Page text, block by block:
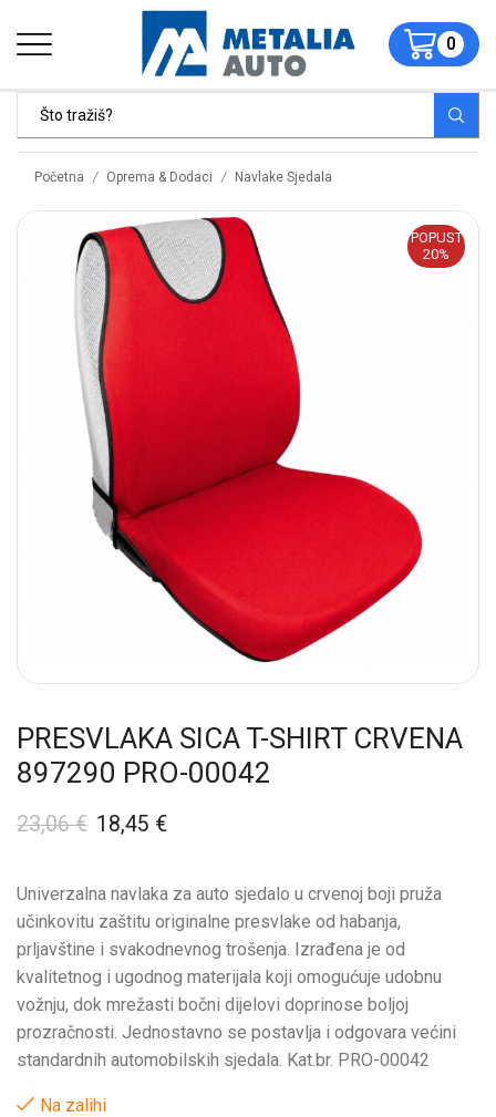
0
Početna / Oprema & Dodaci / Navlake Sjedala
POPUST
20%
PRESVLAKA SICA T-SHIRT CRVENA
897290 PRO-00042
23,06€ 18,45 €
Univerzalna navlaka za auto sjedalo u crvenoj boji pruža
učinkovitu zaštitu originalne presvlake od habanja,
prljavštine i svakodnevnog trošenja. Izrađena je od
kvalitetnog i ugodnog materijala koji omogućuje udobnu
vožnju, dok mrežasti bočni dijelovi doprinose boljoj
prozračnosti. Jednostavno se postavlja i odgovara većini
standardnih automobilskih sjedala. Kat.br. PRO-00042
Na zalihi